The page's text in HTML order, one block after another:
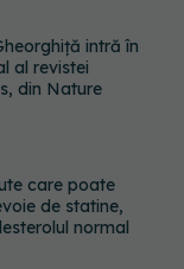
care poate
de statine,
normal
pâinea când
Greșeala care o
de mucegai în